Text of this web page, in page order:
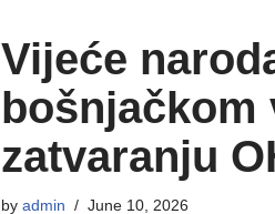
Vijeće
bošnjačkom
zatvaranju
by admin June 10, 2026